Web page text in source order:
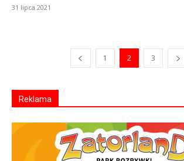
31 lipca 2021
1 2 3
Reklama